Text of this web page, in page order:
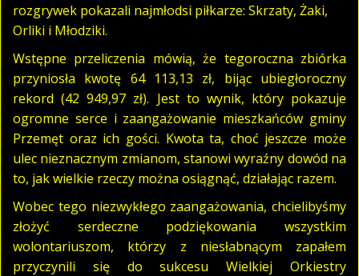
rozgrywek pokazali najmłodsi piłkarze: Skrzaty, Żaki,
Orliki i Młodziki.
Wstępne przeliczenia mówią, że tegoroczna zbiórka
przyniosła kwotę 64 113,13 zł, bijąc ubiegłoroczny
rekord (42 949,97 zł). Jest to wynik, który pokazuje
ogromne serce i zaangażowanie mieszkańców gminy
Przemęt oraz ich gości. Kwota ta, choć jeszcze może
ulec nieznacznym zmianom, stanowi wyraźny dowód na
to, jak wielkie rzeczy można osiągnąć, działając razem.
Wobec tego niezwykłego zaangażowania, chcielibyśmy
złożyć serdeczne podziękowania wszystkim
wolontariuszom, którzy z niesłabnącym zapałem
przyczynili się do sukcesu Wielkiej Orkiestry